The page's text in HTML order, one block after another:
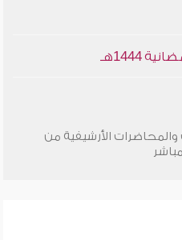
والمحاضرات الأرشيفية من